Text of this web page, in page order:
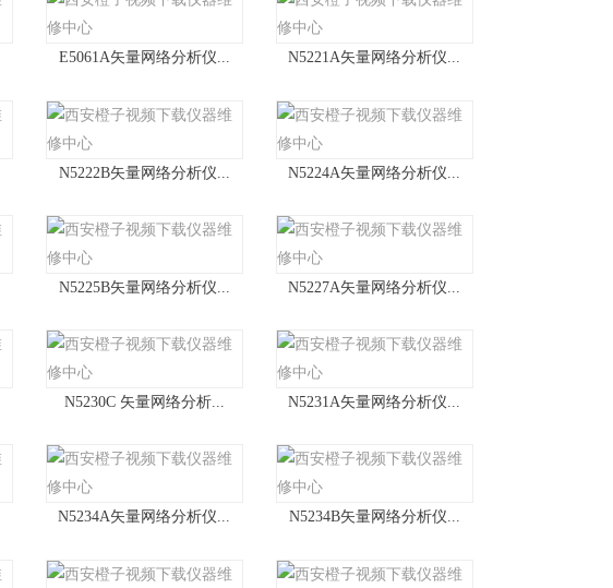
E5061A矢量网络分析仪... N5221A矢量网络分析仪...
N5222B矢量网络分析仪... N5224A矢量网络分析仪...
N5225B矢量网络分析仪... N5227A矢量网络分析仪...
N5230C 矢量网络分析... N5231A矢量网络分析仪...
N5234A矢量网络分析仪... N5234B矢量网络分析仪...